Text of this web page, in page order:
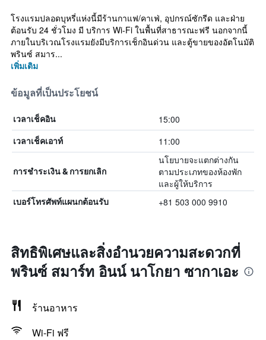
โรงแรมปลอดบุหรี่แห่งนี้มีร้านกาแฟ/คาเฟ่, อุปกรณ์ซักรีด และฝ่าย
ต้อนรับ 24 ชั่วโมง มี บริการ Wi-Fi ในพื้นที่สาธารณะฟรี นอกจากนี้
ภายในบริเวณโรงแรมยังมีบริการเช็กอินด่วน และตู้ขายของอัตโนมัติ
พรินซ์ สมาร...
เพิ่มเติม
ข้อมูลที่เป็นประโยชน์
เวลาเช็คอิน 15:00
เวลาเช็คเอาท์ 11:00
การชำระเงิน & การยกเลิก
นโยบายจะแตกต่างกัน
ตามประเภทของห้องพัก
และผู้ให้บริการ
เบอร์โทรศัพท์แผนกต้อนรับ +81 503 000 9910
สิทธิพิเศษและสิ่งอำนวยความสะดวกที่
พรินซ์ สมาร์ท อินน์ นาโกยา ซากาเอะ
ร้านอาหาร
Wi-Fi ฟรี